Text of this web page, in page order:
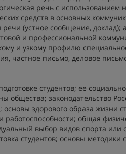
речь с использованием
средств в основных
(устное сообщение, доклад);
и профессиональной
и узкому профилю
частное письмо, деловое
студентов; ее
общества; законодательство
здорового образа жизни
общая
выбор видов спорта или
студентов; основы методики